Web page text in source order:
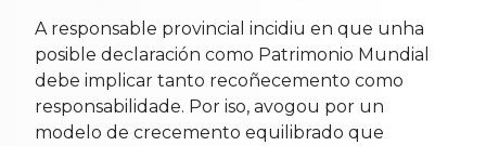
A responsable provincial incidiu en que unha
posible declaración como Patrimonio Mundial
debe implicar tanto recoñecemento como
responsabilidade. Por iso, avogou por un
modelo de crecemento equilibrado que